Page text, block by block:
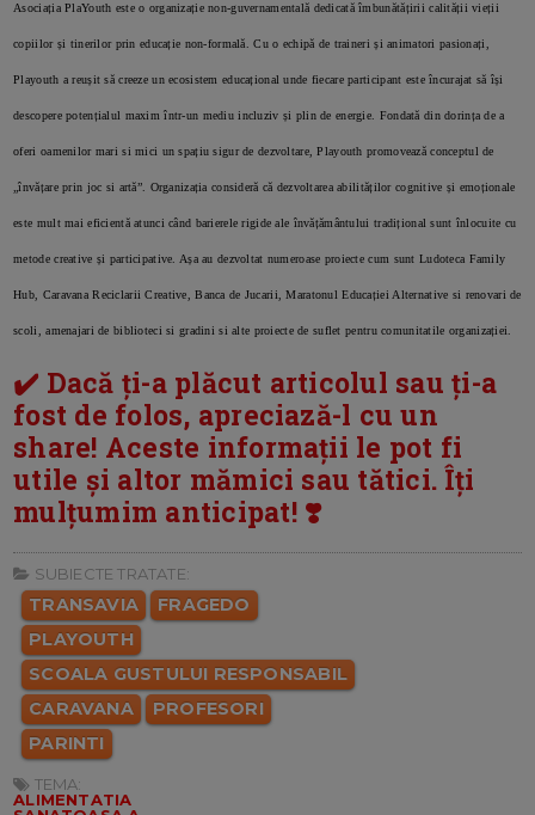
Asociația PlaYouth este o organizație non-guvernamentală dedicată îmbunătățirii calității vieții
copiilor și tinerilor prin educație non-formală. Cu o echipă de traineri și animatori pasionați,
Playouth a reușit să creeze un ecosistem educațional unde fiecare participant este încurajat să își
descopere potențialul maxim într-un mediu incluziv și plin de energie. Fondată din dorința de a
oferi oamenilor mari si mici un spațiu sigur de dezvoltare, Playouth promovează conceptul de
„învățare prin joc si artă”. Organizația consideră că dezvoltarea abilităților cognitive și emoționale
este mult mai eficientă atunci când barierele rigide ale învățământului tradițional sunt înlocuite cu
metode creative și participative. Așa au dezvoltat numeroase proiecte cum sunt Ludoteca Family
Hub, Caravana Reciclarii Creative, Banca de Jucarii, Maratonul Educației Alternative si renovari de
scoli, amenajari de biblioteci si gradini si alte proiecte de suflet pentru comunitatile organizației.
✔️ Dacă ți-a plăcut articolul sau ți-a
fost de folos, apreciază-l cu un
share! Aceste informații le pot fi
utile și altor mămici sau tătici. Îți
mulțumim anticipat! ❣️
SUBIECTE TRATATE:
TRANSAVIA
FRAGEDO
PLAYOUTH
SCOALA GUSTULUI RESPONSABIL
CARAVANA
PROFESORI
PARINTI
TEMA:
ALIMENTATIA